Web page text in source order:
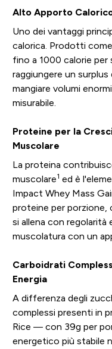
Alto Apporto
Uno dei vantaggi
calorica. Prodotti
fino a 1000 calorie per
raggiungere un
mangiare volumi
misurabile.
Proteine per la
Muscolare
La proteina
muscolare1 ed è
Impact Whey Mass
proteine per porzione,
si allena con regolarità
muscolatura con un
Carboidrati
Energia
A differenza degli
complessi presenti in
Rice — con 39g per
energetico più stabile